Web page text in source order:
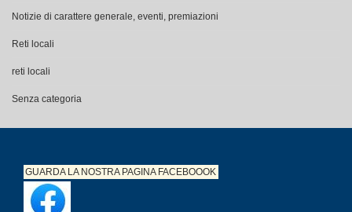
Notizie di carattere generale, eventi, premiazioni
Reti locali
reti locali
Senza categoria
GUARDA LA NOSTRA PAGINAFACEBOOOK